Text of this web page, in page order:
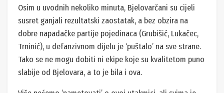
Osim u uvodnih nekoliko minuta, Bjelovarčani su cijeli
susret ganjali rezultatski zaostatak, a bez obzira na
dobre napadačke partije pojedinaca (Grubišić, Lukačec,
Trninić), u defanzivnom dijelu je ‘puštalo’ na sve strane.
Tako se ne mogu dobiti ni ekipe koje su kvalitetom puno
slabije od Bjelovara, a to je bila i ova.